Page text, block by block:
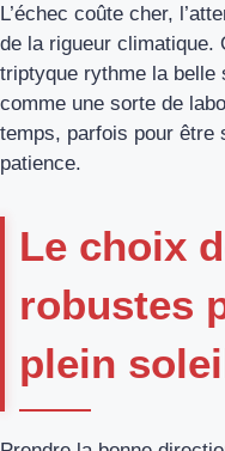
L’échec coûte cher,
de la rigueur climatique.
triptyque rythme la belle
comme une sorte de
temps, parfois pour être
patience.
Le choix
robustes
plein